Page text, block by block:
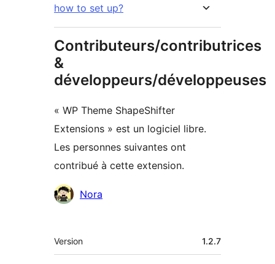
how to set up?
Contributeurs/contributrices
&
développeurs/développeuses
« WP Theme ShapeShifter
Extensions » est un logiciel libre.
Les personnes suivantes ont
contribué à cette extension.
Contributeurs
Nora
Méta
Version 1.2.7